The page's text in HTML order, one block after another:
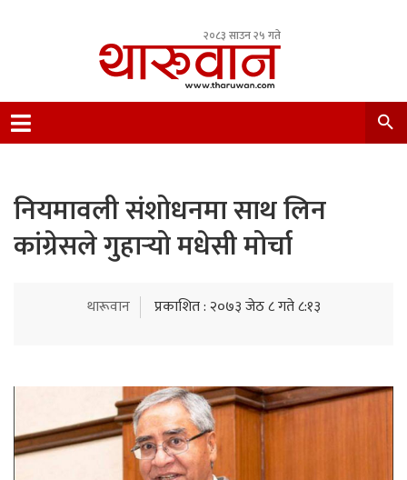
२०८३ साउन २५ गते
Nepal.
नियमावली संशोधनमा साथ लिन
कांग्रेसले गुहार्‍यो मधेसी मोर्चा
थारूवान प्रकाशित : २०७३ जेठ ८ गते ८:१३